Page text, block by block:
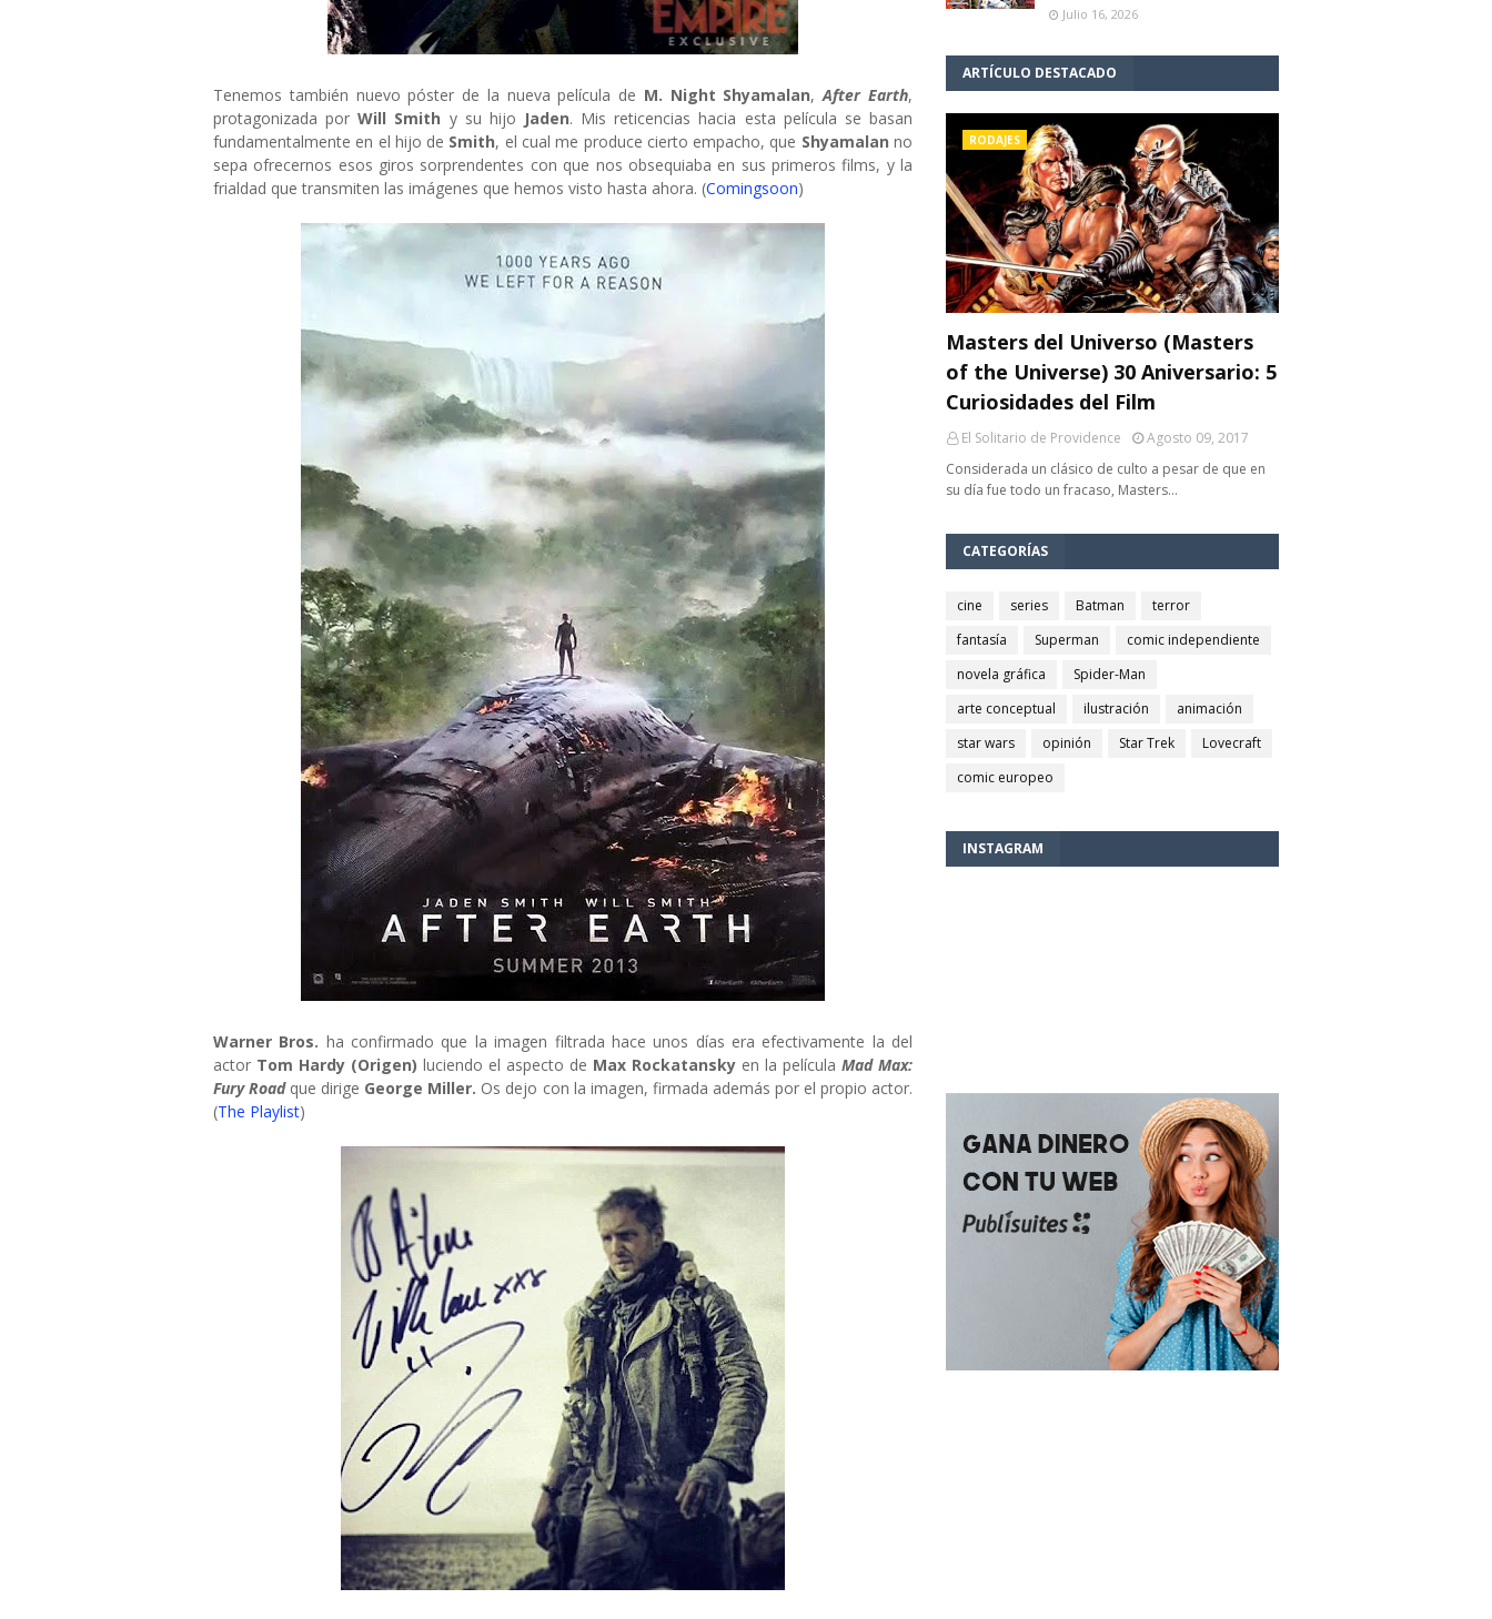
Tenemos también nuevo póster de la nueva película de M. Night Shyamalan,After Earth,
protagonizada porWill Smith y su hijo Jaden. Mis reticencias hacia esta película se basan
fundamentalmente en el hijo de Smith, el cual me produce cierto empacho, que Shyamalanno
sepa ofrecernos esos giros sorprendentes con que nos obsequiaba en sus primeros films, y la
frialdad que transmiten las imágenes que hemos visto hasta ahora. (Comingsoon)
Warner Bros. ha confirmado que la imagen filtrada hace unos días era efectivamente la del
actor Tom Hardy (Origen) luciendo el aspecto de Max Rockatansky en la película Mad Max:
Fury Road que dirige George Miller. Os dejo con la imagen, firmada además por el propio actor.
(The Playlist)
Julio 16, 2026
ARTÍCULO DESTACADO
RODAJES
Masters del Universo (Masters
of the Universe) 30 Aniversario: 5
Curiosidades del Film
El Solitario de Providence
Agosto 09, 2017
Considerada un clásico de culto a pesar de que en
su día fue todo un fracaso, Masters…
CATEGORÍAS
cine series Batman
terror
fantasía
Superman
comic independiente
novela gráfica
Spider-Man
arte conceptual
ilustración
animación
star wars
opinión Star Trek
Lovecraft
comic europeo
INSTAGRAM